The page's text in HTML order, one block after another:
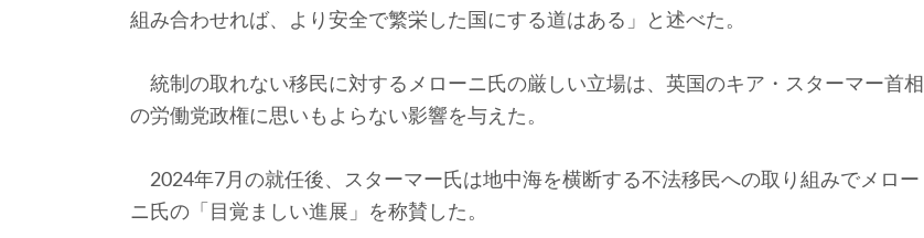
組み合わせれば、より安全で繁栄した国にする道はある」と述べた。
統制の取れない移民に対するメローニ氏の厳しい立場は、英国のキア・スターマー首相
の労働党政権に思いもよらない影響を与えた。
2024年7月の就任後、スターマー氏は地中海を横断する不法移民への取り組みでメロー
ニ氏の「目覚ましい進展」を称賛した。